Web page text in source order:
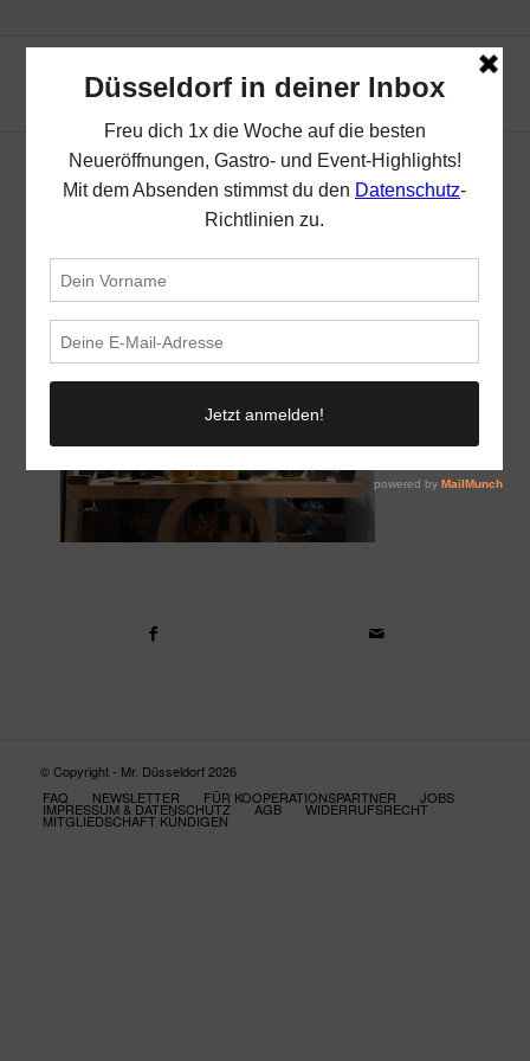
Pure | Top 10 Spots in Oberkassel | Mr.
Düsseldorf | Foto: Pure
© Copyright - Mr. Düsseldorf 2026
FAQ
NEWSLETTER FÜR KOOPERATIONSPARTNER JOBS
IMPRESSUM & DATENSCHUTZ AGB WIDERRUFSRECHT
MITGLIEDSCHAFT KÜNDIGEN